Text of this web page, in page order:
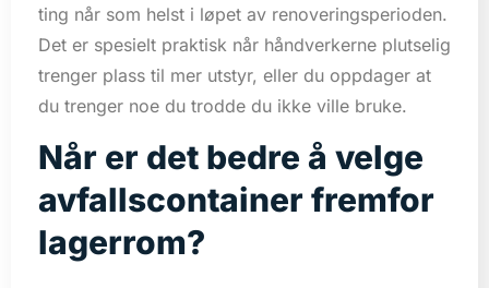
ting når som helst i løpet av renoveringsperioden.
Det er spesielt praktisk når håndverkerne plutselig
trenger plass til mer utstyr, eller du oppdager at
du trenger noe du trodde du ikke ville bruke.
Når er det bedre å velge
avfallscontainer fremfor
lagerrom?